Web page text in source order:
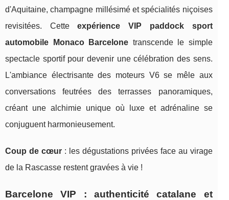
d'Aquitaine, champagne millésimé et spécialités niçoises
revisitées. Cetteexpérience VIP paddock sport
automobile Monaco Barcelone transcende le simple
spectacle sportif pour devenir une célébration des sens.
L'ambiance électrisante des moteurs V6 se mêle aux
conversations feutrées des terrasses panoramiques,
créant une alchimie unique où luxe et adrénaline se
conjuguent harmonieusement.
Coup de cœur: les dégustations privées face au virage
de la Rascasse restent gravées à vie !
Barcelone VIP : authenticité catalane et